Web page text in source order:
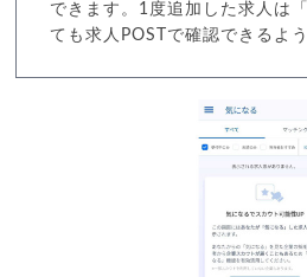
できます。1度追加した求人は
ても求人POSTで確認できるよ